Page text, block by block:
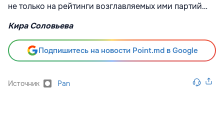
не только на рейтинги возглавляемых ими партий…
Кира Соловьева
Подпишитесь на новости Point.md в Google
Источник Pan